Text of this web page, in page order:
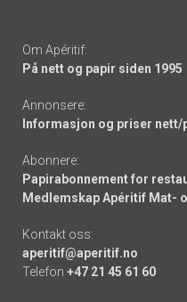
Om Apéritif:
På nett og papir siden 1995
Annonsere:
Informasjon og priser nett/
Abonnere:
Papirabonnement for
Medlemskap Apéritif Mat-
Kontakt oss:
aperitif@aperitif.no
Telefon +47 21 45 61 60